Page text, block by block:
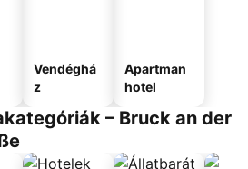
Vendéghá
z
Apartman
hotel
– Bruck an der